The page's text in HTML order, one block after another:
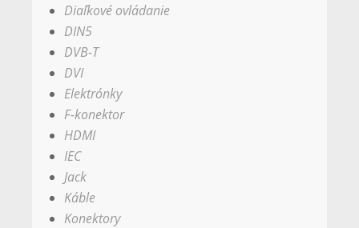
Diaľkové ovládanie
DIN5
DVB-T
DVI
Elektrónky
F-konektor
HDMI
IEC
Jack
Káble
Konektory